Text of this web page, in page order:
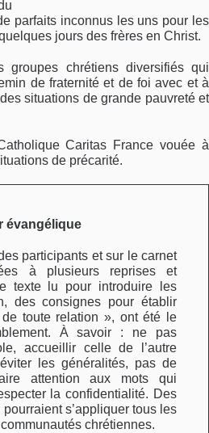
parfaits inconnus les uns pour les
jours des frères en Christ.
groupes chrétiens diversifiés qui
de fraternité et de foi avec et à
situations de grande pauvreté et
Caritas France vouée à
de précarité.
évangélique
participants et sur le carnet
à plusieurs reprises et
texte lu pour introduire les
des consignes pour établir
toute relation », ont été le
À savoir : ne pas
accueillir celle de l’autre
les généralités, pas de
attention aux mots qui
la confidentialité. Des
s’appliquer tous les
chrétiennes.